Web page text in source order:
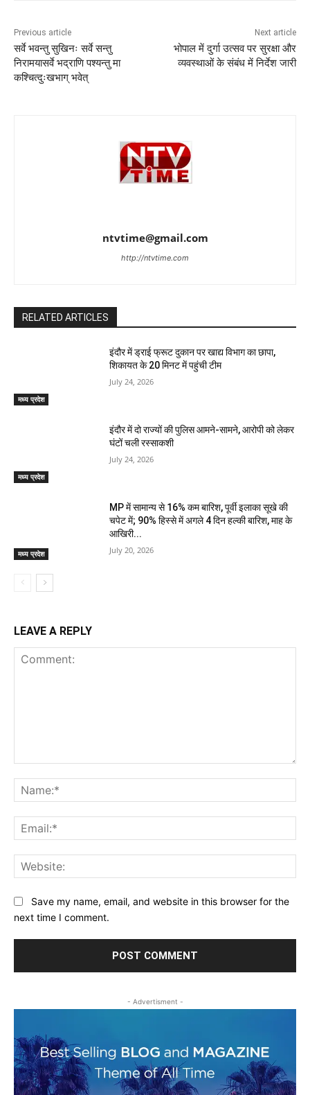
Previous article
सर्वे भवन्तु सुखिनः सर्वे सन्तु
निरामयासर्वे भद्राणि पश्यन्तु मा
कश्चित्दुःखभाग् भवेत्
Next article
भोपाल में दुर्गा उत्सव पर सुरक्षा और
व्यवस्थाओं के संबंध में निर्देश जारी
ntvtime@gmail.com
http://ntvtime.com
RELATED ARTICLES
मध्य प्रदेश
इंदौर में ड्राई फ्रूट दुकान पर खाद्य विभाग का छापा,
शिकायत के 20 मिनट में पहुंची टीम
July 24, 2026
मध्य प्रदेश
इंदौर में दो राज्यों की पुलिस आमने-सामने, आरोपी को लेकर
घंटों चली रस्साकशी
July 24, 2026
मध्य प्रदेश
MP में सामान्य से 16% कम बारिश, पूर्वी इलाका सूखे की
चपेट में; 90% हिस्से में अगले 4 दिन हल्की बारिश, माह के
आखिरी...
July 20, 2026
LEAVE A REPLY
Save my name, email, and website in this browser for the
next time I comment.
- Advertisment -